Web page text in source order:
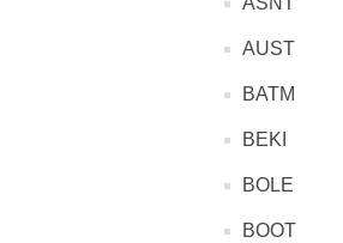
AUST
BATM
BEKI
BOLE
BOOT